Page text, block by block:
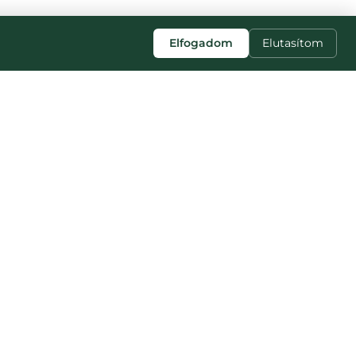
Elfogadom Elutasítom